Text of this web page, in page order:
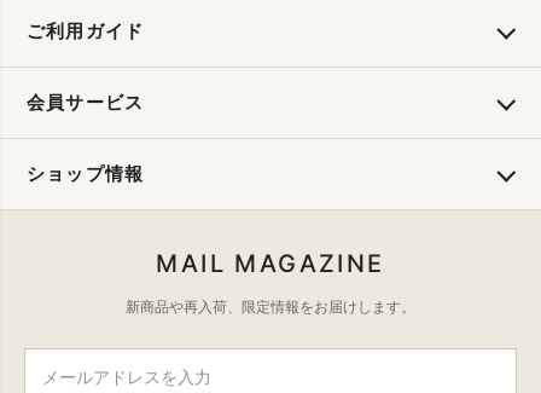
ご利用ガイド
会員サービス
ショップ情報
MAIL MAGAZINE
新商品や再入荷、限定情報をお届けします。